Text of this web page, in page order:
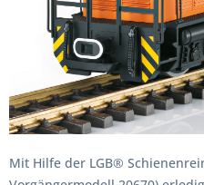
Mit Hilfe der LGB®